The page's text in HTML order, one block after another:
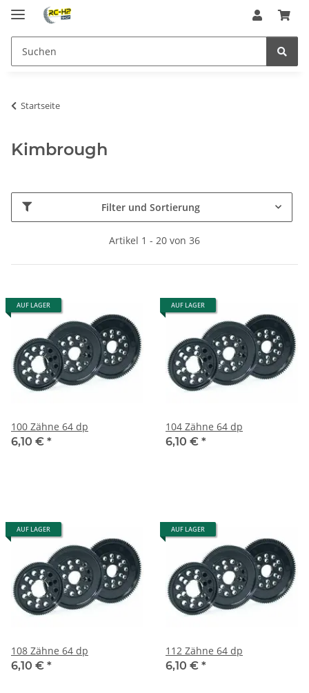
Startseite
Kimbrough
Filter und Sortierung
Artikel 1 - 20 von 36
AUF LAGER
100 Zähne 64 dp
6,10 € *
AUF LAGER
104 Zähne 64 dp
6,10 € *
AUF LAGER
108 Zähne 64 dp
6,10 € *
AUF LAGER
112 Zähne 64 dp
6,10 € *